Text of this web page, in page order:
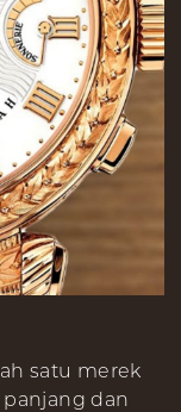
satu merek
dan